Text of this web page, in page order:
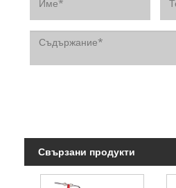
Свързани продукти